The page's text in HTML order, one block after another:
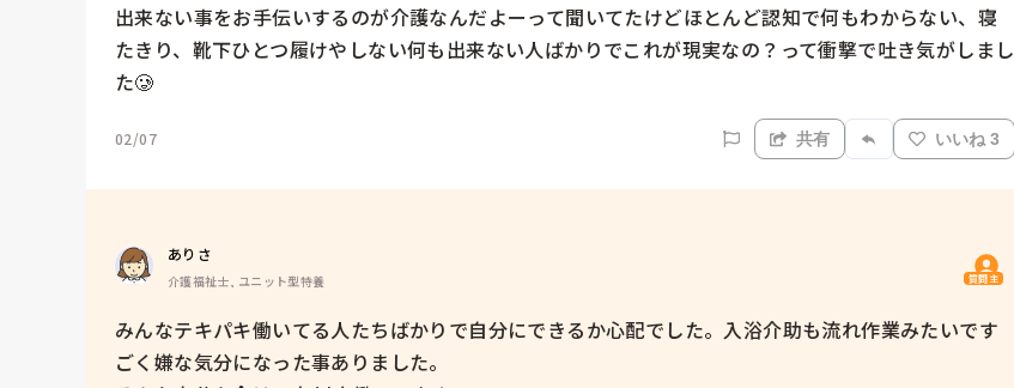
出来ない事をお手伝いするのが介護なんだよーって聞いてたけどほとんど認知で何もわからない、寝
たきり、靴下ひとつ履けやしない何も出来ない人ばかりでこれが現実なの？って衝撃で吐き気がしまし
た🥲
02/07 共有 いいね 3
ありさ
介護福祉士, ユニット型特養 質問主
みんなテキパキ働いてる人たちばかりで自分にできるか心配でした。入浴介助も流れ作業みたいです
ごく嫌な気分になった事ありました。